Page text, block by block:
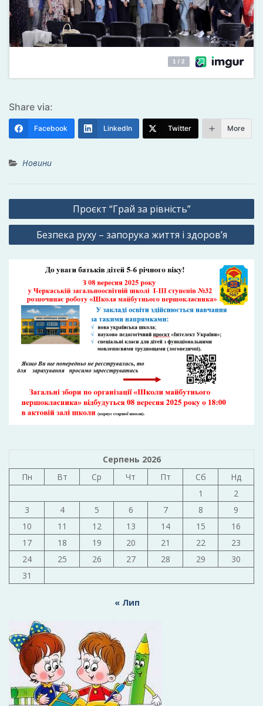
Share via:
Facebook LinkedIn Twitter More
Новини
Навігація
записів
Проєкт “Грай за рівність”
Безпека руху – запорука життя і здоров’я
Серпень 2026
Пн
Вт Ср Чт Пт Сб
Нд
1
2
3
4 5 6 7 8
9
10
11 12 13 14 15
16
17
18 19 20 21 22
23
24
25 26 27 28 29
30
31
« Лип